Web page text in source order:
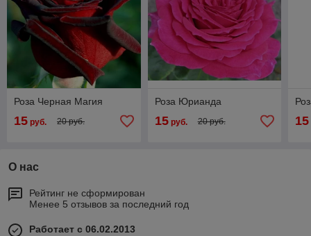
Роза Черная Магия
15 руб. 20 руб.
Роза Юрианда
15руб. 20 руб. 15
О нас
Рейтинг не сформирован
Менее 5 отзывов за последний год
Работает с 06.02.2013